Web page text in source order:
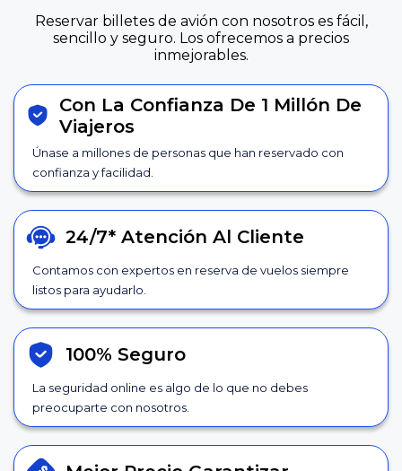
Reservar billetes de avión con nosotros es fácil,
sencillo y seguro. Los ofrecemos a precios
inmejorables.
Con La Confianza De 1 Millón De
Viajeros
Únase a millones de personas que han reservado con
confianza y facilidad.
24/7* Atención Al Cliente
Contamos con expertos en reserva de vuelos siempre
listos para ayudarlo.
100% Seguro
La seguridad online es algo de lo que no debes
preocuparte con nosotros.